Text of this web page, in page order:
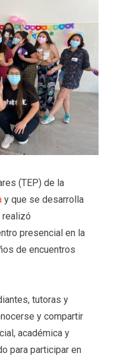
(TEP) de la
y que se desarrolla
realizó
presencial en la
de encuentros
tutoras y
y compartir
académica y
para participar en